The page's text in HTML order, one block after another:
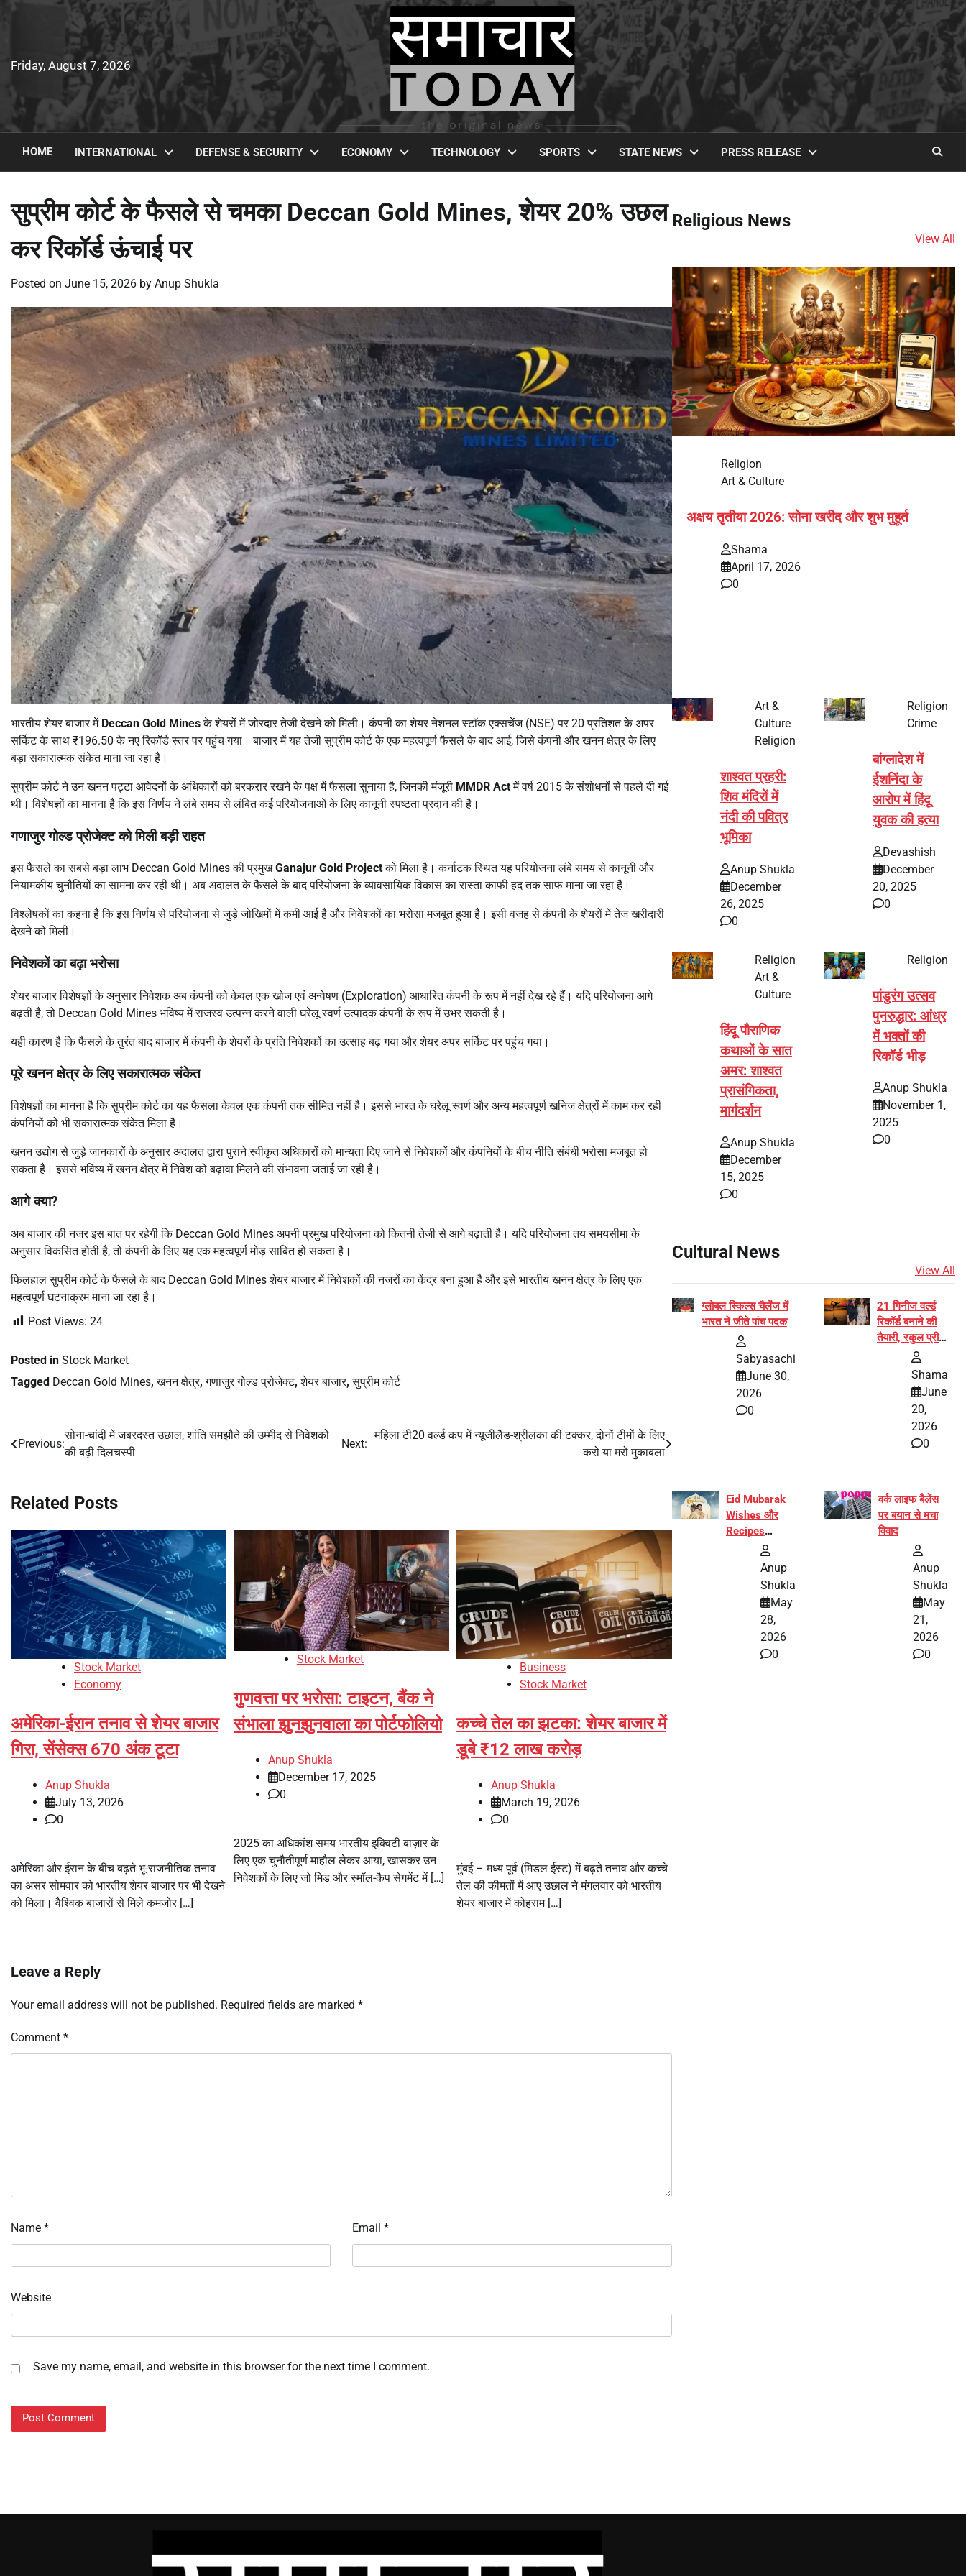
Friday, August 7, 2026
HOME INTERNATIONAL DEFENSE & SECURITY ECONOMY TECHNOLOGY SPORTS STATE NEWS PRESS RELEASE
सुप्रीम कोर्ट के फैसले से चमका Deccan Gold Mines, शेयर 20% उछल
कर रिकॉर्ड ऊंचाई पर
Posted on June 15, 2026 by Anup Shukla
भारतीय शेयर बाजार में Deccan Gold Minesके शेयरों में जोरदार तेजी देखने को मिली। कंपनी का शेयर नेशनल स्टॉक एक्सचेंज (NSE) पर 20 प्रतिशत के अपर
सर्किट के साथ ₹196.50 के नए रिकॉर्ड स्तर पर पहुंच गया। बाजार में यह तेजी सुप्रीम कोर्ट के एक महत्वपूर्ण फैसले के बाद आई, जिसे कंपनी और खनन क्षेत्र के लिए
बड़ा सकारात्मक संकेत माना जा रहा है।
सुप्रीम कोर्ट ने उन खनन पट्टा आवेदनों के अधिकारों को बरकरार रखने के पक्ष में फैसला सुनाया है, जिनकी मंजूरी MMDR Actमें वर्ष 2015 के संशोधनों से पहले दी गई
थी। विशेषज्ञों का मानना है कि इस निर्णय ने लंबे समय से लंबित कई परियोजनाओं के लिए कानूनी स्पष्टता प्रदान की है।
गणाजुर गोल्ड प्रोजेक्ट को मिली बड़ी राहत
इस फैसले का सबसे बड़ा लाभ Deccan Gold Mines की प्रमुखGanajur Gold Projectको मिला है। कर्नाटक स्थित यह परियोजना लंबे समय से कानूनी और
नियामकीय चुनौतियों का सामना कर रही थी। अब अदालत के फैसले के बाद परियोजना के व्यावसायिक विकास का रास्ता काफी हद तक साफ माना जा रहा है।
विश्लेषकों का कहना है कि इस निर्णय से परियोजना से जुड़े जोखिमों में कमी आई है और निवेशकों का भरोसा मजबूत हुआ है। इसी वजह से कंपनी के शेयरों में तेज खरीदारी
देखने को मिली।
निवेशकों का बढ़ा भरोसा
शेयर बाजार विशेषज्ञों के अनुसार निवेशक अब कंपनी को केवल एक खोज एवं अन्वेषण (Exploration) आधारित कंपनी के रूप में नहीं देख रहे हैं। यदि परियोजना आगे
बढ़ती है, तो Deccan Gold Mines भविष्य में राजस्व उत्पन्न करने वाली घरेलू स्वर्ण उत्पादक कंपनी के रूप में उभर सकती है।
यही कारण है कि फैसले के तुरंत बाद बाजार में कंपनी के शेयरों के प्रति निवेशकों का उत्साह बढ़ गया और शेयर अपर सर्किट पर पहुंच गया।
पूरे खनन क्षेत्र के लिए सकारात्मक संकेत
विशेषज्ञों का मानना है कि सुप्रीम कोर्ट का यह फैसला केवल एक कंपनी तक सीमित नहीं है। इससे भारत के घरेलू स्वर्ण और अन्य महत्वपूर्ण खनिज क्षेत्रों में काम कर रही
कंपनियों को भी सकारात्मक संकेत मिला है।
खनन उद्योग से जुड़े जानकारों के अनुसार अदालत द्वारा पुराने स्वीकृत अधिकारों को मान्यता दिए जाने से निवेशकों और कंपनियों के बीच नीति संबंधी भरोसा मजबूत हो
सकता है। इससे भविष्य में खनन क्षेत्र में निवेश को बढ़ावा मिलने की संभावना जताई जा रही है।
आगे क्या?
अब बाजार की नजर इस बात पर रहेगी कि Deccan Gold Mines अपनी प्रमुख परियोजना को कितनी तेजी से आगे बढ़ाती है। यदि परियोजना तय समयसीमा के
अनुसार विकसित होती है, तो कंपनी के लिए यह एक महत्वपूर्ण मोड़ साबित हो सकता है।
फिलहाल सुप्रीम कोर्ट के फैसले के बाद Deccan Gold Mines शेयर बाजार में निवेशकों की नजरों का केंद्र बना हुआ है और इसे भारतीय खनन क्षेत्र के लिए एक
महत्वपूर्ण घटनाक्रम माना जा रहा है।
Post Views: 24
Posted in Stock Market
Tagged Deccan Gold Mines,खनन क्षेत्र,गणाजुर गोल्ड प्रोजेक्ट,शेयर बाजार,सुप्रीम कोर्ट
Post
navigation
Previous:
सोना-चांदी में जबरदस्त उछाल, शांति समझौते की उम्मीद से निवेशकों
की बढ़ी दिलचस्पी
Next:
महिला टी20 वर्ल्ड कप में न्यूजीलैंड-श्रीलंका की टक्कर, दोनों टीमों के लिए
करो या मरो मुकाबला
Related Posts
Stock Market
Economy
अमेरिका-ईरान तनाव से शेयर बाजार
गिरा, सेंसेक्स 670 अंक टूटा
Anup Shukla
July 13, 2026
0
अमेरिका और ईरान के बीच बढ़ते भू-राजनीतिक तनाव
का असर सोमवार को भारतीय शेयर बाजार पर भी देखने
को मिला। वैश्विक बाजारों से मिले कमजोर […]
Stock Market
गुणवत्ता पर भरोसा: टाइटन, बैंक ने
संभाला झुनझुनवाला का पोर्टफोलियो
Anup Shukla
December 17, 2025
0
2025 का अधिकांश समय भारतीय इक्विटी बाज़ार के
लिए एक चुनौतीपूर्ण माहौल लेकर आया, खासकर उन
निवेशकों के लिए जो मिड और स्मॉल-कैप सेगमेंट में […]
Business
Stock Market
कच्चे तेल का झटका: शेयर बाजार में
डूबे ₹12 लाख करोड़
Anup Shukla
March 19, 2026
0
मुंबई – मध्य पूर्व (मिडल ईस्ट) में बढ़ते तनाव और कच्चे
तेल की कीमतों में आए उछाल ने मंगलवार को भारतीय
शेयर बाजार में कोहराम […]
Leave a Reply
Your email address will not be published. Required fields are marked *
Comment *
Name * Email *
Website
Save my name, email, and website in this browser for the next time I comment.
Religious News
View All
Religion
Art & Culture
अक्षय तृतीया 2026: सोना खरीद और शुभ मुहूर्त
Shama
April 17, 2026
0
Art &
Culture
Religion
शाश्वत प्रहरी:
शिव मंदिरों में
नंदी की पवित्र
भूमिका
Anup Shukla
December
26, 2025
0
Religion
Crime
बांग्लादेश में
ईशनिंदा के
आरोप में हिंदू
युवक की हत्या
Devashish
December
20, 2025
0
Religion
Art &
Culture
हिंदू पौराणिक
कथाओं के सात
अमर: शाश्वत
प्रासंगिकता,
मार्गदर्शन
Anup Shukla
December
15, 2025
0
Religion
पांडुरंग उत्सव
पुनरुद्धार: आंध्र
में भक्तों की
रिकॉर्ड भीड़
Anup Shukla
November 1,
2025
0
Cultural News
View All
ग्लोबल स्किल्स चैलेंज में
भारत ने जीते पांच पदक
Sabyasachi
June 30,
2026
0
21 गिनीज वर्ल्ड
रिकॉर्ड बनाने की
तैयारी, रकुल प्रीत
जायसवाल बनीं योग
अभियान का हिस्सा
Shama
June
20,
2026
0
Eid Mubarak
Wishes और
Recipes
इंटरनेट पर हुईं
Anup
Shukla
May
28,
2026
0
वर्क लाइफ बैलेंस
पर बयान से मचा
विवाद
Anup
Shukla
May
21,
2026
0